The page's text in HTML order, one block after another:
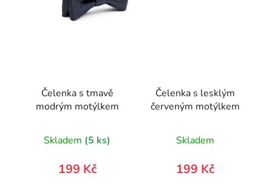
Čelenka s tmavě
modrým motýlkem
Skladem (5 ks)
199 Kč
Čelenka s lesklým
červeným motýlkem
Skladem
199 Kč